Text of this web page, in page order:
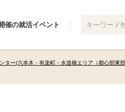
催の就活イベント
ー(六本木・有楽町・水道橋エリア（都心部東